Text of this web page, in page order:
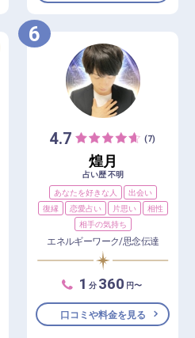
6
4.7 (7)
煌月
占い歴 不明
あなたを好きな人
出会い
復縁
恋愛占い 片思い
相性
相手の気持ち
エネルギーワーク/思念伝達
1 分 360 円〜
口コミや料金を見る